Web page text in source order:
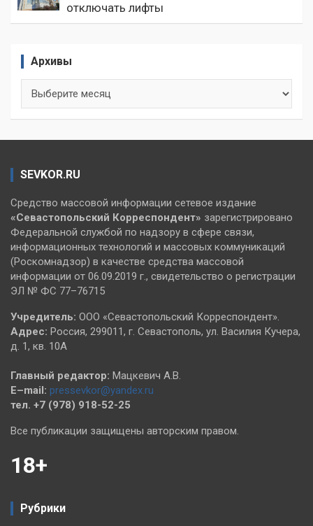
отключать лифты
Архивы
SEVKOR.RU
Средство массовой информации сетевое издание
«Севастопольский Корреспондент» зарегистрировано
Федеральной службой по надзору в сфере связи,
информационных технологий и массовых коммуникаций
(Роскомнадзор) в качестве средства массовой
информации от 06.09.2019 г., свидетельство о регистрации
ЭЛ № ФС 77–76715
Учредитель: ООО «Севастопольский Корреспондент».
Адрес: Россия, 299011, г. Севастополь, ул. Василия Кучера,
д. 1, кв. 10А
Главный редактор: Мацкевич А.В.
E–mail: pressevkor@yandex.ru
тел. +7 (978) 918-52-25
Все публикации защищены авторским правом.
18+
Рубрики